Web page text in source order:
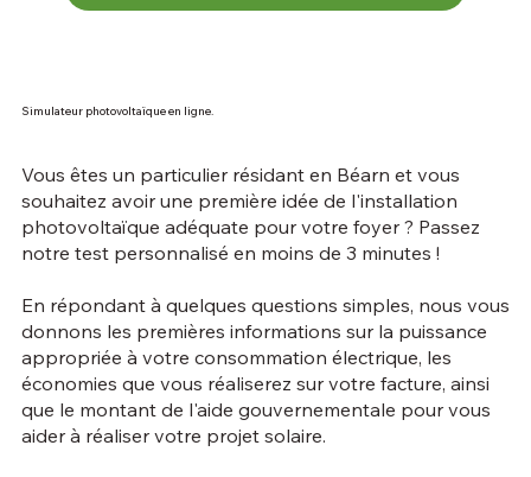
Simulateur photovoltaïque en ligne.
Vous êtes un particulier résidant en Béarn et vous
souhaitez avoir une première idée de l'installation
photovoltaïque adéquate pour votre foyer ? Passez
notre test personnalisé en moins de 3 minutes !
En répondant à quelques questions simples, nous vous
donnons les premières informations sur la puissance
appropriée à votre consommation électrique, les
économies que vous réaliserez sur votre facture, ainsi
que le montant de l'aide gouvernementale pour vous
aider à réaliser votre projet solaire.